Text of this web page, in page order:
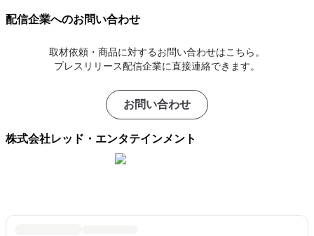
配信企業へのお問い合わせ
取材依頼・商品に対するお問い合わせはこちら。
プレスリリース配信企業に直接連絡できます。
お問い合わせ
株式会社レッド・エンタテインメント